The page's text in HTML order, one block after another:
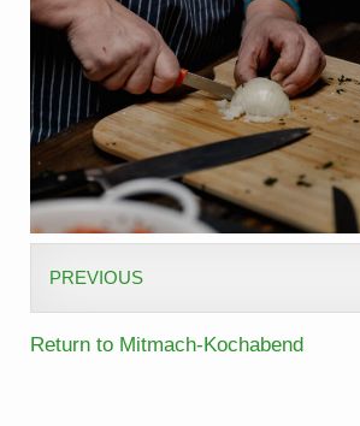
PREVIOUS
Return to Mitmach-Kochabend